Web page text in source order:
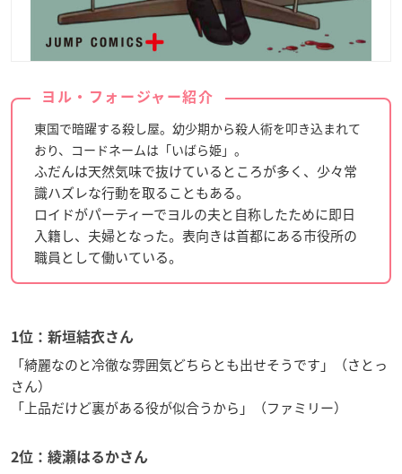
ヨル・フォージャー紹介
東国で暗躍する殺し屋。幼少期から殺人術を叩き込まれて
おり、コードネームは「いばら姫」。
ふだんは天然気味で抜けているところが多く、少々常
識ハズレな行動を取ることもある。
ロイドがパーティーでヨルの夫と自称したために即日
入籍し、夫婦となった。表向きは首都にある市役所の
職員として働いている。
1位：新垣結衣さん
「綺麗なのと冷徹な雰囲気どちらとも出せそうです」（さとっ
さん）
「上品だけど裏がある役が似合うから」（ファミリー）
2位：綾瀬はるかさん